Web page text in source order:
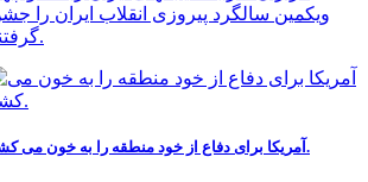
ویکمین سالگرد پیروزی انقلاب ایران را
گرفتند.
آمریکا برای دفاع از خود منطقه را به خون می کشد.